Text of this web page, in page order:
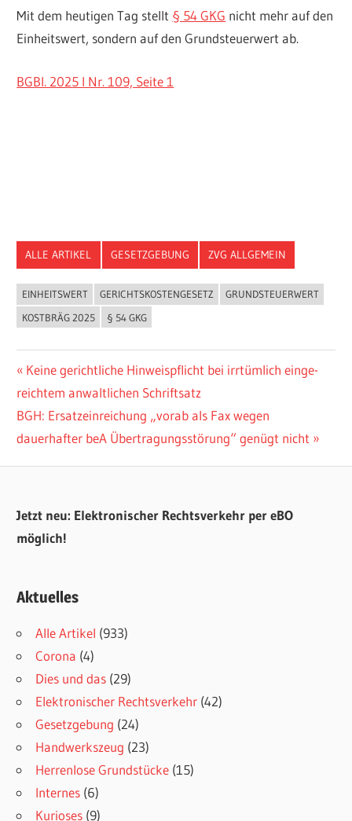
Mit dem heutigen Tag stellt § 54 GKG nicht mehr auf den
Einheitswert, sondern auf den Grundsteuerwert ab.
BGBl. 2025 I Nr. 109, Seite 1
ALLE ARTIKEL GESETZGEBUNG ZVG ALLGEMEIN
EINHEITSWERT GERICHTSKOSTENGESETZ
GRUNDSTEUERWERT
KOSTBRÄG 2025
§ 54 GKG
Beitragsnavigation
Vorheriger
Beitrag:
Keine gerichtliche Hinweispflicht bei irr­tüm­lich ein­ge­
reichtem anwaltlichen Schrift­satz
Nächster
Beitrag:
BGH: Ersatzeinreichung „vorab als Fax wegen
dauerhafter beA Übertragungsstörung“ genügt nicht
Jetzt neu: Elektronischer Rechtsverkehr per eBO
möglich!
Aktuelles
Alle Artikel (933)
Corona (4)
Dies und das (29)
Elektronischer Rechtsverkehr (42)
Gesetzgebung (24)
Handwerkszeug (23)
Herrenlose Grundstücke (15)
Internes (6)
Kurioses (9)